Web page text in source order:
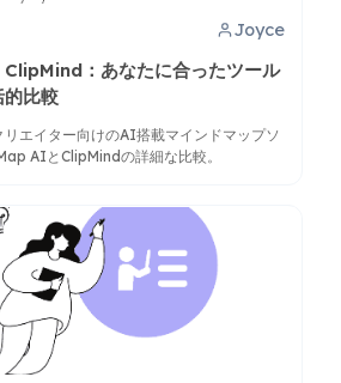
Joyce
：あなたに合ったツール
的比較
エイター向けのAI搭載マインドマップソ
AIとClipMindの詳細な比較。